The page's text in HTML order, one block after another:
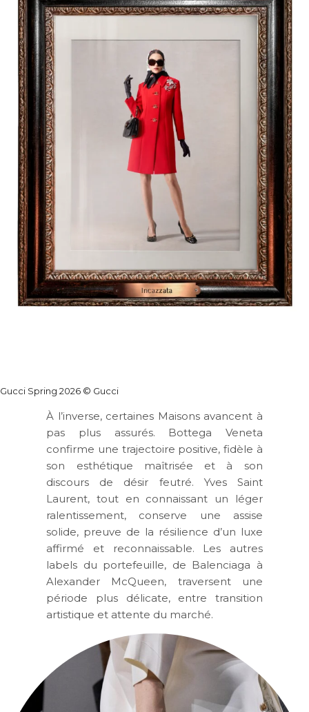
Gucci Spring 2026 © Gucci
À l’inverse, certaines Maisons avancent à
pas plus assurés. Bottega Veneta
confirme une trajectoire positive, fidèle à
son esthétique maîtrisée et à son
discours de désir feutré. Yves Saint
Laurent, tout en connaissant un léger
ralentissement, conserve une assise
solide, preuve de la résilience d’un luxe
affirmé et reconnaissable. Les autres
labels du portefeuille, de Balenciaga à
Alexander McQueen, traversent une
période plus délicate, entre transition
artistique et attente du marché.